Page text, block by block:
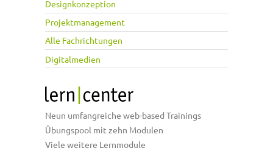
Designkonzeption
Projektmanagement
Alle Fachrichtungen
Digitalmedien
Neun umfangreiche web-based Trainings
Übungspool mit zehn Modulen
Viele weitere Lernmodule